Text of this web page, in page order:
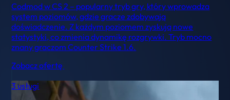
Codmod w CS 2 – popularny tryb gry, który wprowadza
system poziomów, gdzie gracze zdobywają
doświadczenie. Z każdym poziomem zyskują nowe
statystyki, co zmienia dynamikę rozgrywki. Tryb mocno
znany graczom Counter Strike 1.6.
Zobacz ofertę
3 usługi